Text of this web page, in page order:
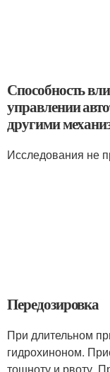
Способность
управлении
другими
Исследования не
Передозировка
При длительном
гидрохиноном.